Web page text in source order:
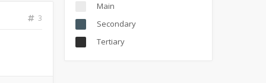
3
Main
Secondary
Tertiary